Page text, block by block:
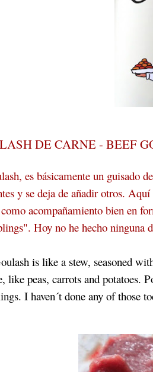
DE CARNE - BEEF
es básicamente un guisado
y se deja de añadir otros.
acompañamiento bien en
Hoy no he hecho ninguna
is like a stew, seasoned
like peas, carrots and potatoes.
I haven´t done any of those